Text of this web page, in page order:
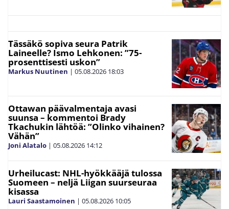
Tässäkö sopiva seura Patrik
Laineelle? Ismo Lehkonen: ”75-
prosenttisesti uskon”
Markus Nuutinen | 05.08.2026 18:03
Ottawan päävalmentaja avasi
suunsa – kommentoi Brady
Tkachukin lähtöä: ”Olinko vihainen?
Vähän”
Joni Alatalo | 05.08.2026 14:12
Urheilucast: NHL-hyökkääjä tulossa
Suomeen – neljä Liigan suurseuraa
kisassa
Lauri Saastamoinen | 05.08.2026 10:05